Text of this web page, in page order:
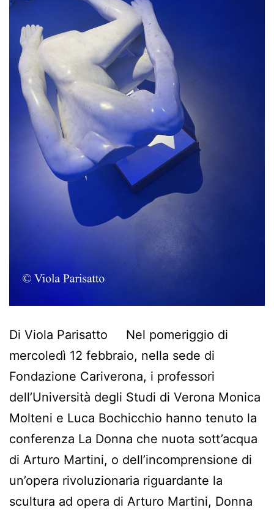
Di Viola Parisatto Nel pomeriggio di
mercoledì 12 febbraio, nella sede di
Fondazione Cariverona, i professori
dell’Università degli Studi di Verona Monica
Molteni e Luca Bochicchio hanno tenuto la
conferenza La Donna che nuota sott’acqua
di Arturo Martini, o dell’incomprensione di
un’opera rivoluzionaria riguardante la
scultura ad opera di Arturo Martini, Donna